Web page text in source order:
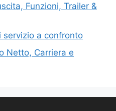
Funzioni, Trailer &
servizio a confronto
Netto, Carriera e